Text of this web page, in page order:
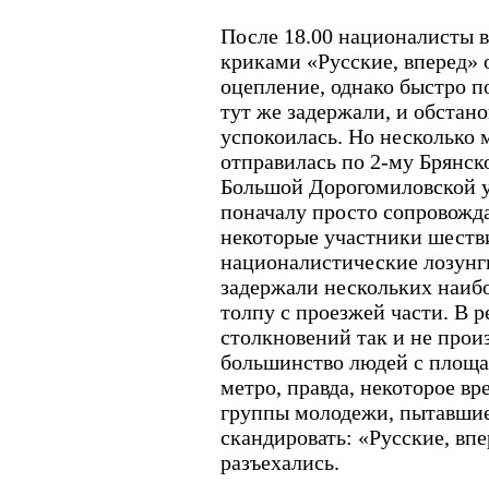
После 18.00 националисты
криками «Русские, вперед»
оцепление, однако быстро
тут же задержали, и
успокоилась. Но несколько
отправилась по 2-му
Большой
поначалу просто
некоторые участники
националистические
задержали нескольких
толпу с проезжей части. В
столкновений так и не
большинство людей с
метро, правда, некоторое
группы молодежи,
скандировать: «Русские,
разъехались.